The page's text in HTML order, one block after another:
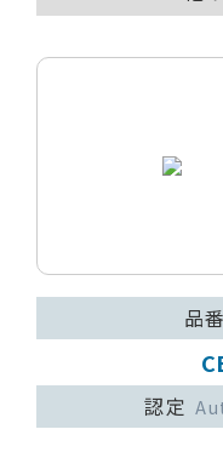
品番
認定